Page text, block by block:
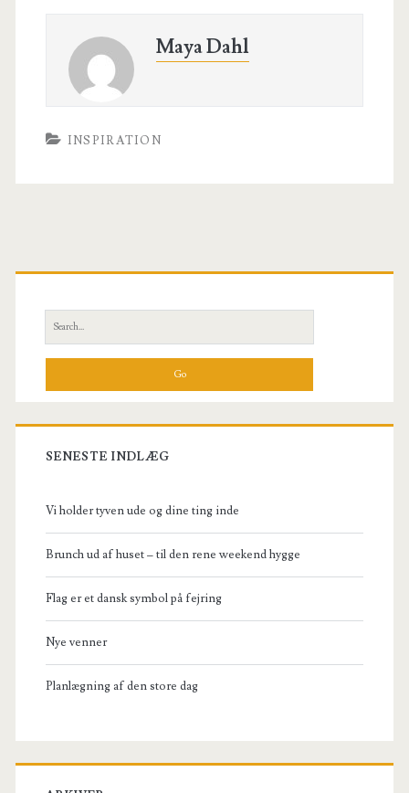
Maya Dahl
INSPIRATION
Primary
Sidebar
Search
for:
SENESTE INDLÆG
Vi holder tyven ude og dine ting inde
Brunch ud af huset – til den rene weekend hygge
Flag er et dansk symbol på fejring
Nye venner
Planlægning af den store dag